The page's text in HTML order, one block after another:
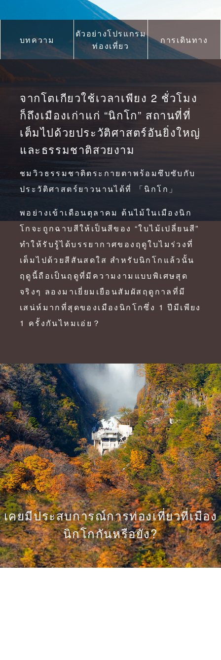
บทความ
ตัวอย่างโปรแกรม
ท่องเที่ยว
การเดินทาง
จากโตเกียวใช้เวลาเพียง 2 ชั่วโมง
ก็ถึงเมืองเก่าแก่ “นิกโก” สถานที่ที่
เต็มไปด้วยประวัติศาสตร์อันยิ่งใหญ่
และธรรมชาติสวยงาม
ชมวิวธรรมชาติตระกายตาพร้อมซึบซับกับ
ประวัติศาสตร์ยาวนานได้ที่ 「นิกโก」
พอย่างเข้าเดือนตุลาคม ต้นไม้ในเมืองนิก
โกจะถูกฉาบสีให้เป็นสีของ “ใบไม้เปลี่ยนสี”
ทำให้รับรู้ได้บรรยากาศของฤดูใบไมร่วงที่
เต็มไปด้วยสีสันสดใส สำหรับนิกโกแล้วนั้น
ฤดูนี้ถือเป็นฤดูที่มีความงามแบบพิเศษสุด
จริงๆ ลองมาเยี่ยมเยือนสัมผัสฤดูกาลที่มี
เสน่ห์มากที่สุดของเมืองนิกโกซึ่ง 1 ปีมีเพียง
1 ครั้งกันไหมเอ่ย？
เคยมีประสบการณ์การท่องเที่ยวที่เมือง
นิกโกกันหรือยัง?